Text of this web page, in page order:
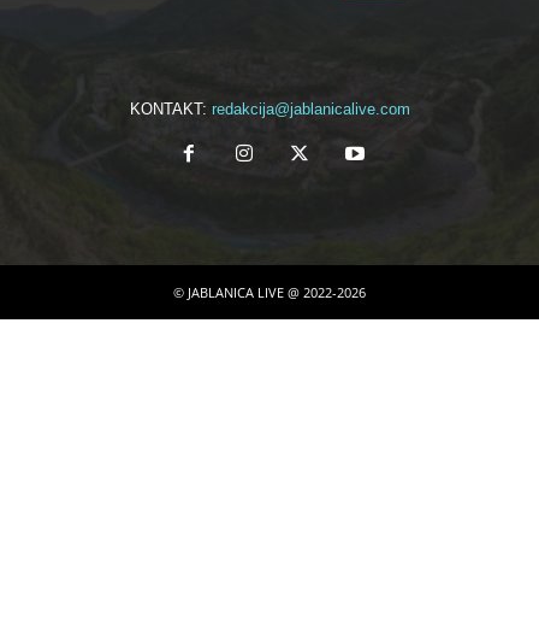
KONTAKT: redakcija@jablanicalive.com
© JABLANICA LIVE @ 2022-2026